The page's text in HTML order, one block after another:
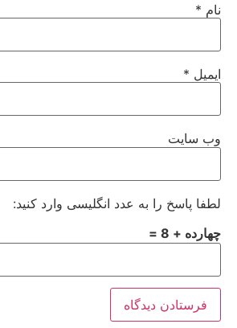
نام *
ایمیل *
وب‌ سایت
لطفا پاسخ را به عدد انگلیسی وارد کنید:
چهارده + 8 =